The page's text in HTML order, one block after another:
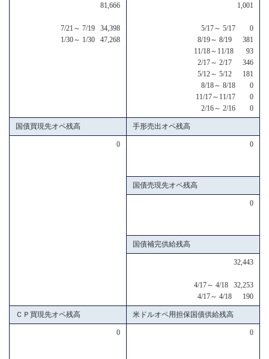
81,666
7/21～ 7/19 34,398
1/30～ 1/30 47,268
1,001
5/17～ 5/17 0
8/19～ 8/19 381
11/18～11/18 93
2/17～ 2/17 346
5/12～ 5/12 181
8/18～ 8/18 0
11/17～11/17 0
2/16～ 2/16 0
国債買現先オペ残高 手形売出オペ残高
0 0
国債売現先オペ残高
0
国債補完供給残高
32,443
4/17～ 4/18 32,253
4/17～ 4/18 190
ＣＰ買現先オペ残高 米ドルオペ用担保国債供給残高
0 0